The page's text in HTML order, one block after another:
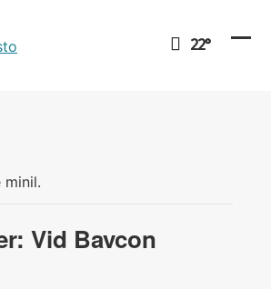
22°
minil.
Vid Bavcon